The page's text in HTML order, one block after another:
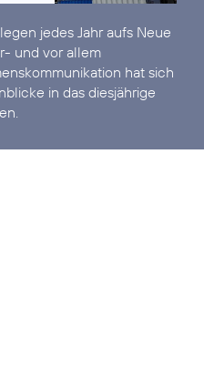
jedes Jahr aufs Neue
und vor allem
hat sich
in das diesjährige